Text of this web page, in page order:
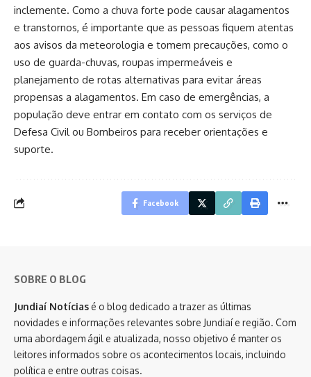
inclemente. Como a chuva forte pode causar alagamentos
e transtornos, é importante que as pessoas fiquem atentas
aos avisos da meteorologia e tomem precauções, como o
uso de guarda-chuvas, roupas impermeáveis e
planejamento de rotas alternativas para evitar áreas
propensas a alagamentos. Em caso de emergências, a
população deve entrar em contato com os serviços de
Defesa Civil ou Bombeiros para receber orientações e
suporte.
Facebook
SOBRE O BLOG
Jundiaí Notícias é o blog dedicado a trazer as últimas
novidades e informações relevantes sobre Jundiaí e região. Com
uma abordagem ágil e atualizada, nosso objetivo é manter os
leitores informados sobre os acontecimentos locais, incluindo
política e entre outras coisas.